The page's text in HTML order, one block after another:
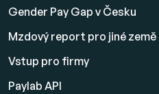
Gender Pay Gap v Česku
Mzdový report pro jiné země
Vstup pro firmy
Paylab API